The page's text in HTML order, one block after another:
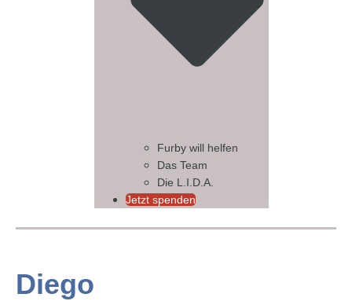
Furby will helfen
Das Team
Die L.I.D.A.
Jetzt spenden
Diego